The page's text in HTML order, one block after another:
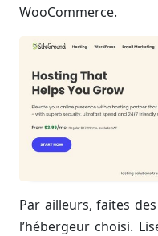
WooCommerce.
Par ailleurs, faites
l’hébergeur choisi.